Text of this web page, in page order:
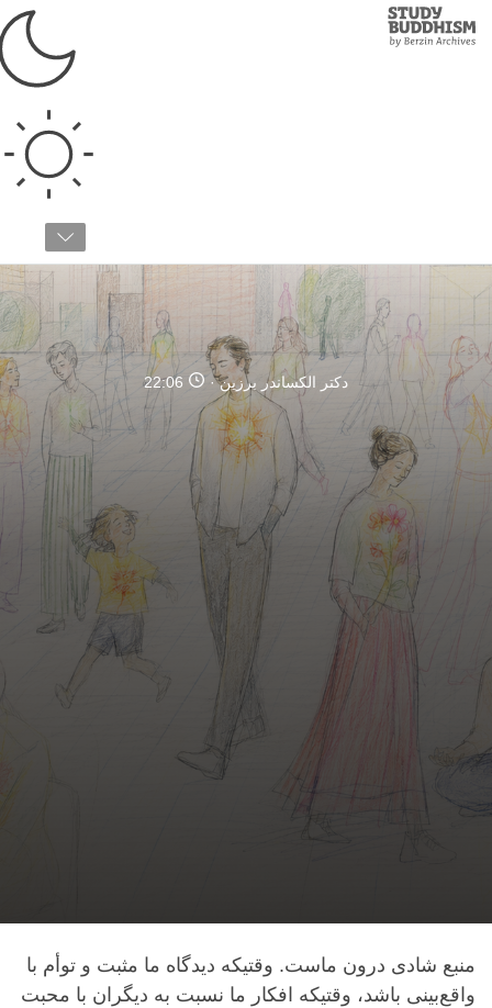
Study
Buddhism
دکتر الکساندر برزین 22:06
منبع شادی درون ماست. وقتیکه دیدگاه ما مثبت و توأم با
واقع‌بینی باشد، وقتیکه افکار ما نسبت به دیگران با محبت